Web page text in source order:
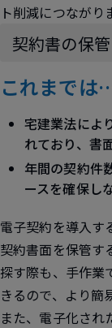
ト削減につながり
契約書の保
これまでは
宅建業法によ
れており、書
年間の契約件
ースを確保し
電子契約を導入す
契約書面を保管す
探す際も、手作業
きるので、より簡
また、電子化され